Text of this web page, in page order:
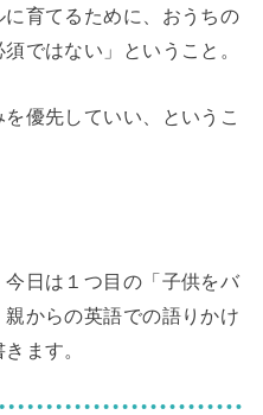
育てるために、おうちの
ではない」ということ。
優先していい、というこ
日は１つ目の「子供をバ
からの英語での語りかけ
ます。